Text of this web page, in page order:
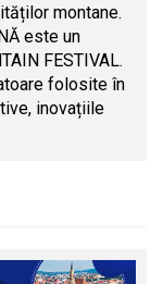
montane.
este un
FESTIVAL.
folosite în
inovațiile